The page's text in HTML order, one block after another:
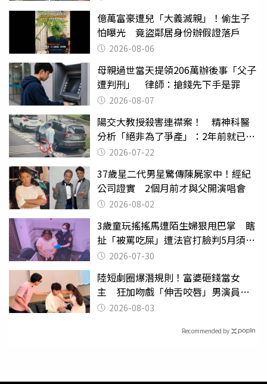
億萬富豪遭兒「大義滅親」！偷生子
怕曝光 竟盜鄰居身份辦假證落戶
2026-08-06
母親過世當天提領206萬辦後事「父子
遭判刑」 律師：搶錢先下手是罪
2026-08-07
陽交大教授殺害連襟案！ 精神科醫
分析「絕非為了爭產」：2年前就已言
行詭異
2026-07-22
37歲星二代男星驚傳陳屍家中！經紀
公司證實 2個月前才與父開演唱會
2026-08-02
3歲童玩搖搖馬遭陌生婦狠甩巴掌 瞎
扯「被罵吃屎」遭法官打臉判5月須入
監 2026-07-30
陸短劇圈爆潛規則！富婆砸錢當女
主 狂加吻戲「伸舌咬唇」男演員崩
潰 2026-08-03
Recommended by